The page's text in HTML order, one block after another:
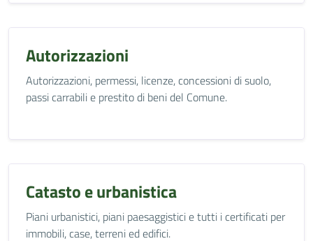
Autorizzazioni
Autorizzazioni, permessi, licenze, concessioni di suolo,
passi carrabili e prestito di beni del Comune.
Catasto e urbanistica
Piani urbanistici, piani paesaggistici e tutti i certificati per
immobili, case, terreni ed edifici.